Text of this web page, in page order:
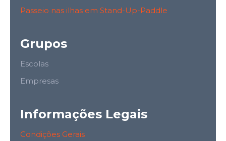
Passeio nas ilhas em Stand-Up-Paddle
Grupos
Escolas
Empresas
Informações Legais
Condições Gerais